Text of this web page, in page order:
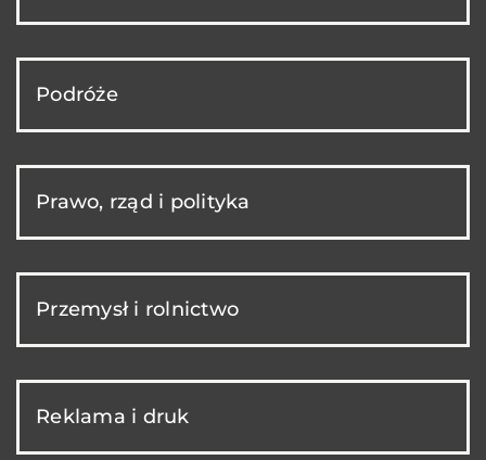
Podróże
Prawo, rząd i polityka
Przemysł i rolnictwo
Reklama i druk